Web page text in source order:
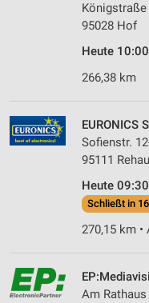
Königstraße
95028 Hof
Heute
266,38 km
EURONICS
Sofienstr.
95111 Rehau
Heute
Schließt in
270,15 km
Am Rathaus